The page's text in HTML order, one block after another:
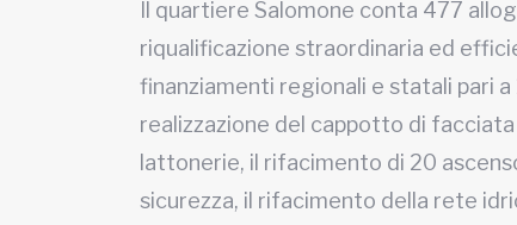
Il quartiere Salomone conta 477
riqualificazione straordinaria ed
finanziamenti regionali e statali pari
realizzazione del cappotto di facciata
lattonerie, il rifacimento di 20
sicurezza, il rifacimento della rete